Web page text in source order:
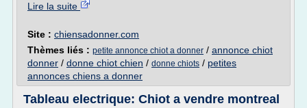
Lire la suite
Site : chiensadonner.com
Thèmes liés : petite annonce chiot a donner / annonce chiot
donner / donne chiot chien / donne chiots / petites
annonces chiens a donner
Tableau electrique: Chiot a vendre montreal